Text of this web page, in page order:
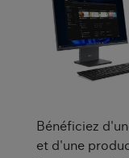
Bénéficiez
et d'une